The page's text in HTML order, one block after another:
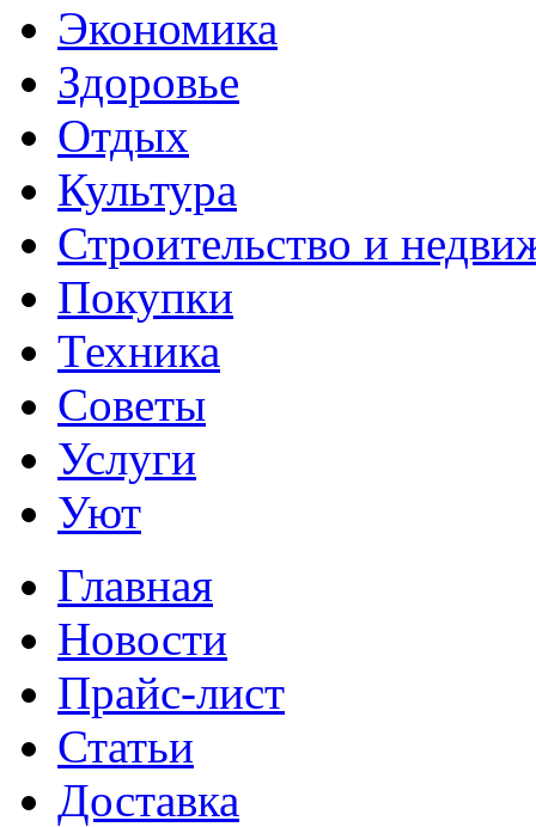
Экономика
Здоровье
Отдых
Культура
Строительство и
Покупки
Техника
Советы
Услуги
Уют
Главная
Новости
Прайс-лист
Статьи
Доставка